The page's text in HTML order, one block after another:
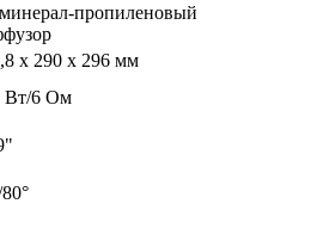
пропиленовый
х 290 х 296 мм
Вт/6 Ом